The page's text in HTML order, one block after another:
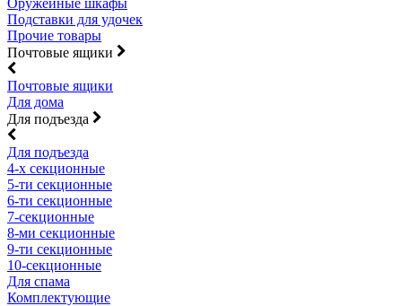
Оружейные шкафы
Подставки для удочек
Прочие товары
Почтовые ящики
Почтовые ящики
Для дома
Для подъезда
Для подъезда
4-х секционные
5-ти секционные
6-ти секционные
7-секционные
8-ми секционные
9-ти секционные
10-секционные
Для спама
Комплектующие